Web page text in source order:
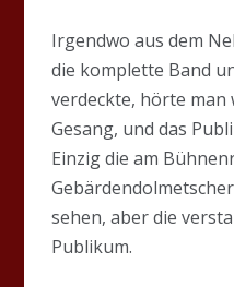
Irgendwo aus dem
die komplette Band
verdeckte, hörte
Gesang, und das
Einzig die am
sehen, aber die
Publikum.